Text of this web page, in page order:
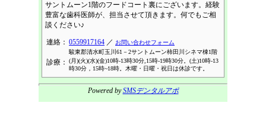
サントムーン1階のフードコート裏にございます。経験
豊富な歯科医師が、担当させて頂きます。何でもご相
談ください♪
連絡： 0559917164 ／ お問い合わせフォーム
駿東郡清水町玉川61－2サントムーン柿田川シネマ棟1階
診療：
(月)(火)(水)(金)10時-13時30分,15時-19時30分。(土)10時-13
時30分，15時~18時。木曜・日曜・祝日は休診です。
Powered bySMSデンタルアポ